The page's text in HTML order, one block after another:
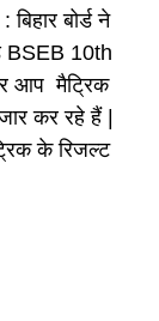
बोर्ड ने
BSEB 10th
आप मैट्रिक
कर रहे हैं |
के रिजल्ट